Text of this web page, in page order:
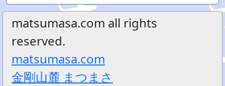
matsumasa.com all rights
reserved.
matsumasa.com
金剛山麓 まつまさ